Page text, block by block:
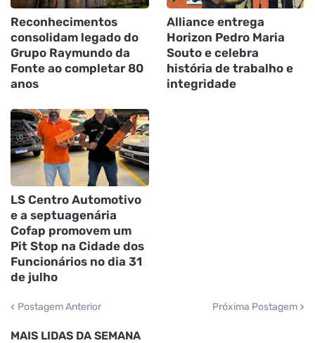
Reconhecimentos
consolidam legado do
Grupo Raymundo da
Fonte ao completar 80
anos
Alliance entrega
Horizon Pedro Maria
Souto e celebra
história de trabalho e
integridade
LS Centro Automotivo
e a septuagenária
Cofap promovem um
Pit Stop na Cidade dos
Funcionários no dia 31
de julho
Postagem Anterior Próxima Postagem
MAIS LIDAS DA SEMANA